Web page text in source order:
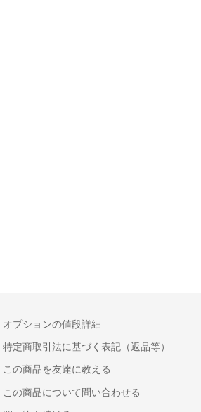
オプションの値段詳細
特定商取引法に基づく表記（返品等）
この商品を友達に教える
この商品について問い合わせる